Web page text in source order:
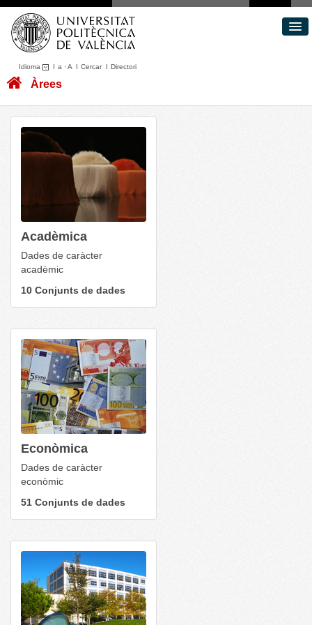
Idioma I a ·A I CercarI Directori
Conjunts de dades
Quant a
Portal de Transparència
Àrees
Acadèmica
Dades de caràcter
acadèmic
10 Conjunts de dades
Econòmica
Dades de caràcter
econòmic
51 Conjunts de dades